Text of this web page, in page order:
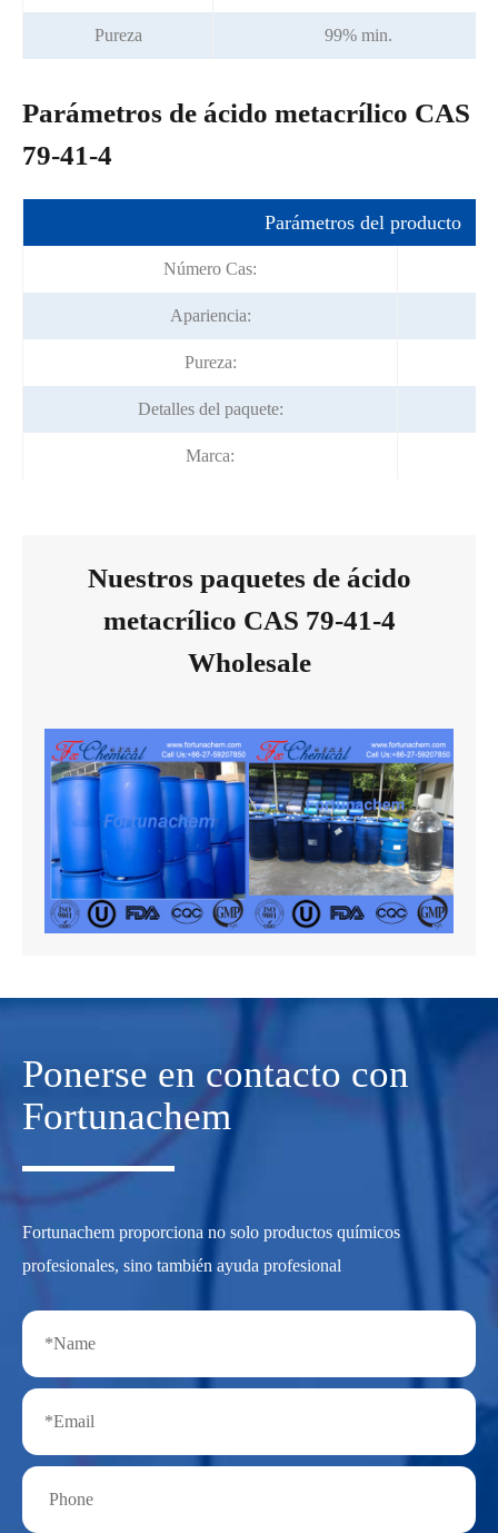
Pureza 99% min.
Parámetros de ácido metacrílico CAS
79-41-4
Parámetros del producto
Número Cas:
Apariencia:
Pureza:
Detalles del paquete:
Marca:
Nuestros paquetes de ácido
metacrílico CAS 79-41-4
Wholesale
Ponerse en contacto con
Fortunachem
Fortunachem proporciona no solo productos químicos
profesionales, sino también ayuda profesional